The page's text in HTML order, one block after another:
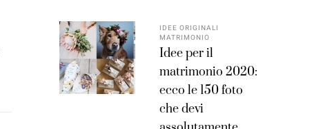
IDEE ORIGINALI
MATRIMONIO
Idee per il
matrimonio 2020:
ecco le 150 foto
che devi